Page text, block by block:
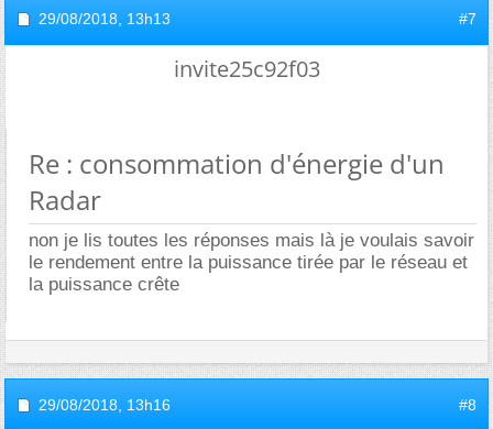
29/08/2018, 13h13 #7
invite25c92f03
Re : consommation d'énergie d'un
Radar
non je lis toutes les réponses mais là je voulais savoir
le rendement entre la puissance tirée par le réseau et
la puissance crête
29/08/2018, 13h16 #8